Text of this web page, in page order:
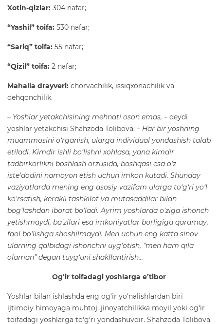
Xotin-qizlar: 304 nafar;
“Yashil” toifa: 530 nafar;
“Sariq” toifa: 55 nafar;
“Qizil” toifa: 2 nafar;
Mahalla drayveri: chorvachilik, issiqxonachilik va
dehqonchilik.
– Yoshlar yetakchisining mehnati oson emas, – deydi
yoshlar yetakchisi Shahzoda Tolibova. – Har bir yoshning
muammosini o‘rganish, ularga individual yondashish talab
etiladi. Kimdir ishli bo‘lishni xohlasa, yana kimdir
tadbirkorlikni boshlash orzusida, boshqasi esa o‘z
iste’dodini namoyon etish uchun imkon kutadi. Shunday
vaziyatlarda mening eng asosiy vazifam ularga to‘g‘ri yo‘l
ko‘rsatish, kerakli tashkilot va mutasaddilar bilan
bog‘lashdan iborat bo‘ladi. Ayrim yoshlarda o‘ziga ishonch
yetishmaydi, ba’zilari esa imkoniyatlar borligiga qaramay,
faol bo‘lishga shoshilmaydi. Men uchun eng katta sinov
ularning qalbidagi ishonchni uyg‘otish, “men ham qila
olaman” degan tuyg‘uni shakllantirish...
Og‘ir toifadagi yoshlarga e’tibor
Yoshlar bilan ishlashda eng og‘ir yo‘nalishlardan biri
ijtimoiy himoyaga muhtoj, jinoyatchilikka moyil yoki og‘ir
toifadagi yoshlarga to‘g‘ri yondashuvdir. Shahzoda Tolibova